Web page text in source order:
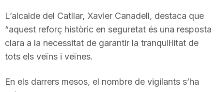
L’alcalde del Catllar, Xavier Canadell, destaca que
“aquest reforç històric en seguretat és una resposta
clara a la necessitat de garantir la tranquil·litat de
tots els veïns i veïnes.
En els darrers mesos, el nombre de vigilants s’ha